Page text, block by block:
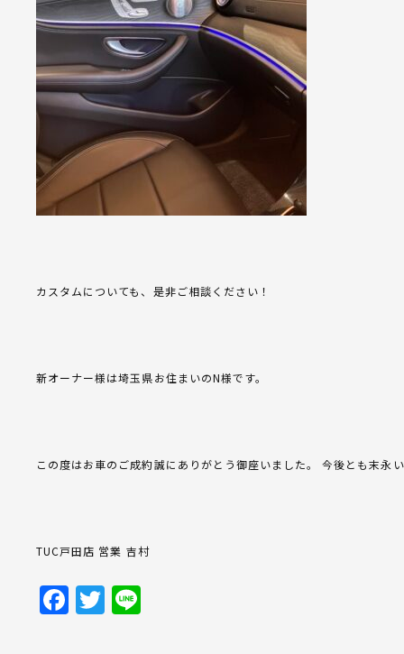
カスタムについても、是非ご相談ください！
新オーナー様は埼玉県お住まいのN様です。
この度はお車のご成約誠にありがとう御座いました。 今後とも末永
TUC戸田店 営業 吉村
Facebook
Twitter